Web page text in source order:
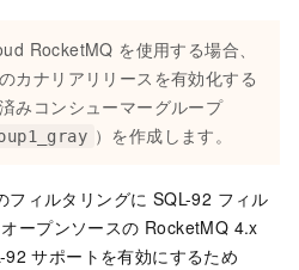
RocketMQ を使用する場合、
カナリアリリースを有効化する
みコンシューマーグループ
）を作成します。
フィルタリングに SQL-92 フィル
ープンソースの RocketMQ 4.x
サポートを有効にするため